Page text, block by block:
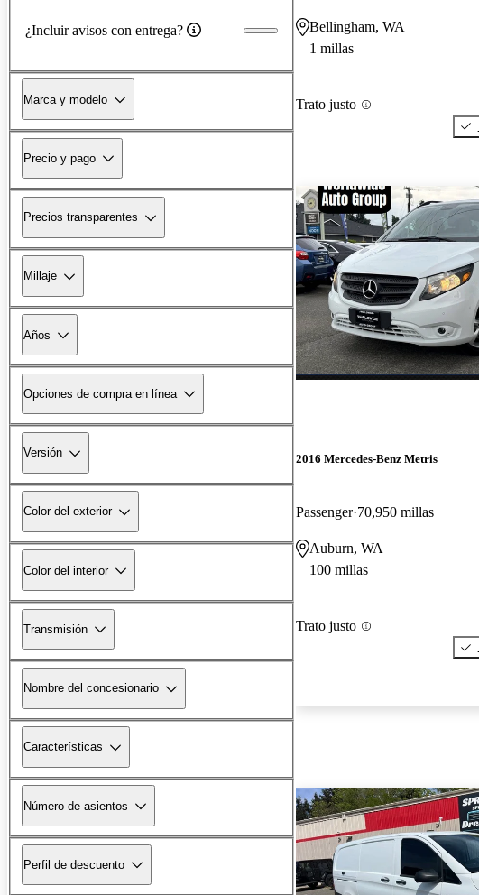
¿Incluir avisos con entrega?
Marca y modelo
Precio y pago
Precios transparentes
Millaje
Años
Opciones de compra en línea
Versión
Color del exterior
Color del interior
Transmisión
Nombre del concesionario
Características
Número de asientos
Perfil de descuento
Bellingham, WA
1 millas
Trato justo
2016 Mercedes-Benz Metris
Passenger 70,950 millas
Auburn, WA
100 millas
Trato justo